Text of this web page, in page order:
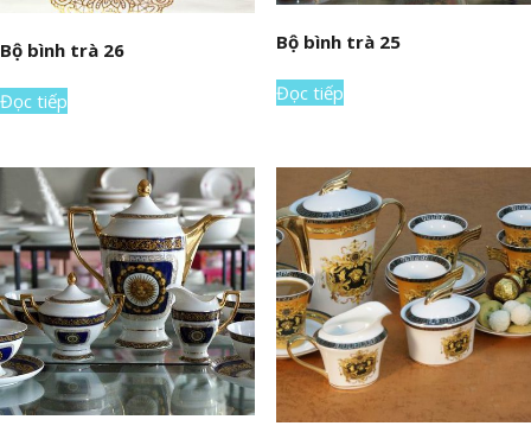
Bộ bình trà 26
Đọc tiếp
Bộ bình trà 25
Đọc tiếp